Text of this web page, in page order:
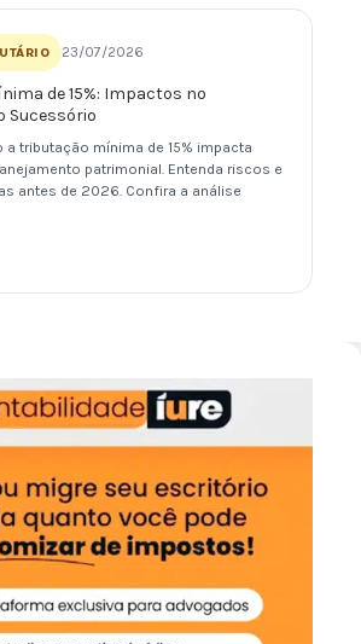
23/07/2026
de 15%: Impactos no
Sucessório
a tributação mínima de 15% impacta
patrimonial. Entenda riscos e
antes de 2026. Confira a análise